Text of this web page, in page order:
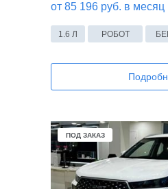
от 85 196 руб. в месяц
1.6 Л РОБОТ
ПОД ЗАКАЗ